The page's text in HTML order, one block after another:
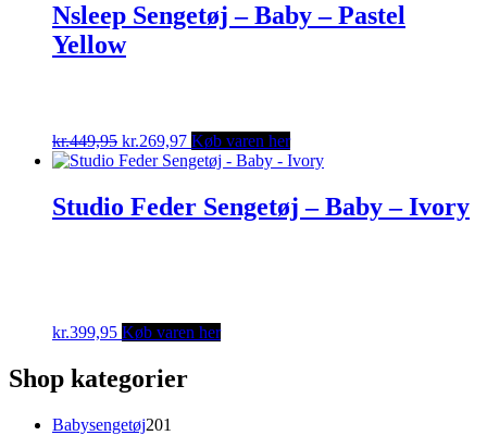
Nsleep Sengetøj – Baby – Pastel
Yellow
kr.449,95 Original
price
kr.449,95.
kr.269,97Current
price
kr.269,97.
Køb varen her
Studio Feder Sengetøj – Baby – Ivory
kr.399,95 Køb varen her
Shop kategorier
Babysengetøj201